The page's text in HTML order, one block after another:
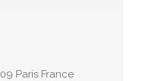
Paris France